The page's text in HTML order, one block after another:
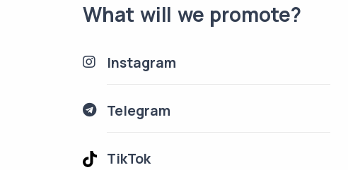
What will we promote?
Instagram
Telegram
TikTok